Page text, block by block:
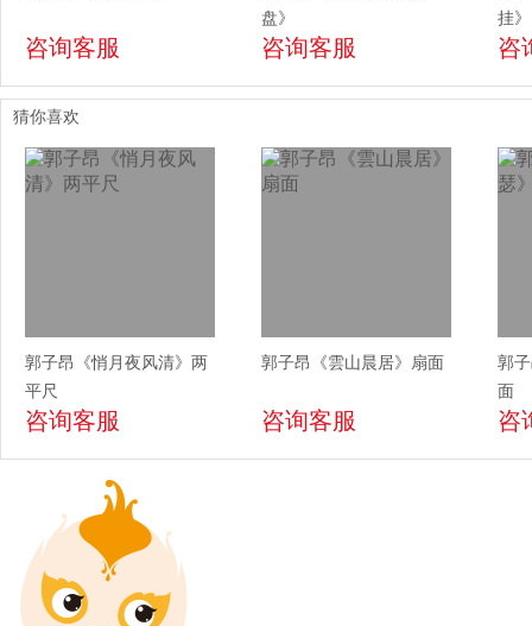
咨询客服
盘》
咨询客服
挂》
咨
猜你喜欢
郭子昂《悄月夜风清》两
平尺
咨询客服
郭子昂《雲山晨居》扇面
咨询客服
郭
面
咨